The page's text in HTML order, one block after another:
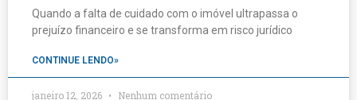
Quando a falta de cuidado com o imóvel ultrapassa o
prejuízo financeiro e se transforma em risco jurídico
CONTINUE LENDO»
janeiro 12, 2026 Nenhum comentário